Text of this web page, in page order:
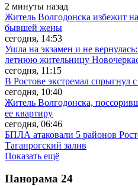
2 минуты назад
Житель Волгодонска избежит
бывшей жены
сегодня, 14:53
Ушла на экзамен и не
летнюю жительницу
сегодня, 11:15
В Ростове экстремал спрыгнул
сегодня, 10:40
Житель Волгодонска,
ее квартиру
сегодня, 06:46
БПЛА атаковали 5 районов
Таганрогский залив
Показать ещё
Панорама 24